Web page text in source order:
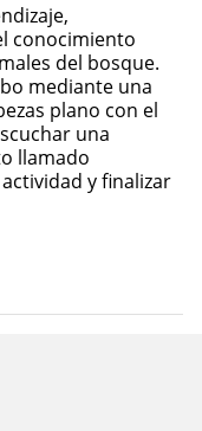
conocimiento
del bosque.
mediante una
plano con el
una
llamado
y finalizar